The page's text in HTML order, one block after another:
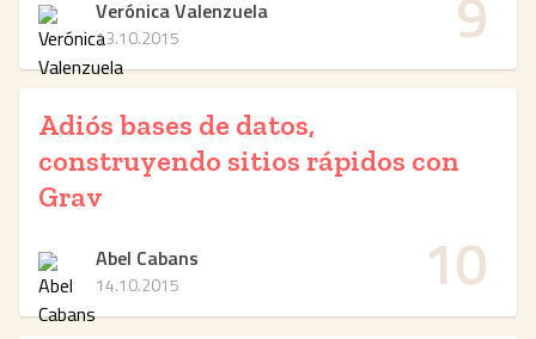
Verónica Valenzuela
13.10.2015
10
Adiós bases de datos,
construyendo sitios rápidos con
Grav
Abel Cabans
14.10.2015